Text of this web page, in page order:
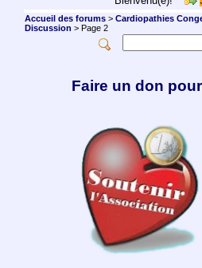
Accueil des forums> Cardiopathies
Discussion > Page 2
Faire un don